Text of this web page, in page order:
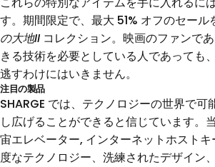
す。期間限定で、最大 51% オフのセール
の大地II コレクション。映画のファンで
きる技術を必要としている人であっても
逃すわけにはいきません。
注目の製品
SHARGE では、テクノロジーの世界で可
し広げることができると信じています。
宙エレベーター, インターネットホストキ
度なテクノロジー、洗練されたデザイン